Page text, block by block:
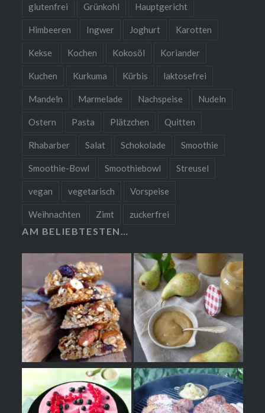
glutenfrei Grünkohl Hauptgericht
Himbeeren Ingwer Joghurt Karotten
Kekse Kochen Kokosöl Koriander
Kuchen Kurkuma Kürbis laktosefrei
Mandeln Marmelade Nachspeise Nudeln
Ostern Pasta Plätzchen Quitten
Rhabarber Salat Schokolade Smoothie
Smoothie-Bowl Smoothiebowl Streusel
vegan vegetarisch Vorspeise
Weihnachten Zimt zuckerfrei
AM BELIEBTESTEN…